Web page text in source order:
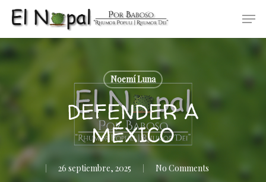
Skip
main
content
Noemí Luna
DEFENDER A
MÉXICO
26 septiembre, 2025 No Comments